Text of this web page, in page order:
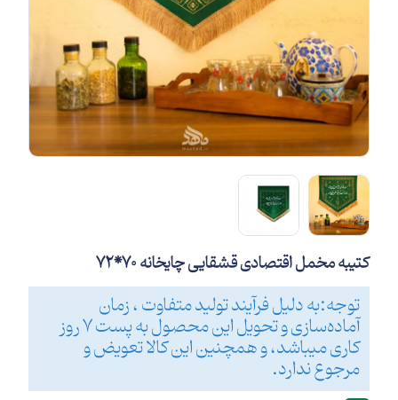
کتیبه مخمل اقتصادی قشقایی چایخانه 70*72
توجه:به دلیل فرآیند تولید متفاوت ، زمان
آماده‌سازی و تحویل این محصول به پست 7 روز
کاری میباشد، و همچنین این کالا تعویض و
مرجوع ندارد.